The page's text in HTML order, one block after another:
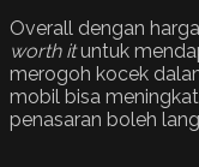
Overall dengan
worth ituntuk
merogoh kocek
mobil bisa
penasaran boleh